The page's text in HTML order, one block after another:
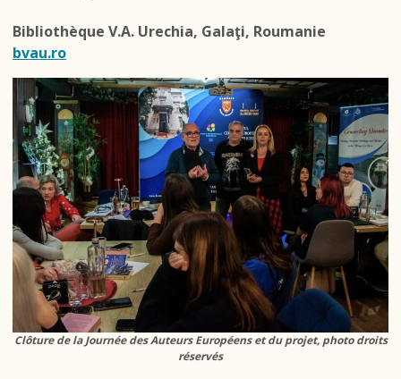
Bibliothèque V.A. Urechia, Galaţi, Roumanie
bvau.ro
Clôture de la Journée des Auteurs Européens et du projet, photo droits
réservés